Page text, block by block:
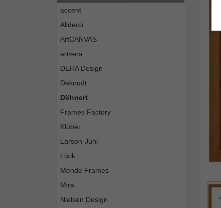
accent
Alldeco
ArtCANVAS
artvera
DEHA Design
Deknudt
Döhnert
Frames Factory
Klüber
Larson-Juhl
Lück
Mende Frames
Mira
Nielsen Design